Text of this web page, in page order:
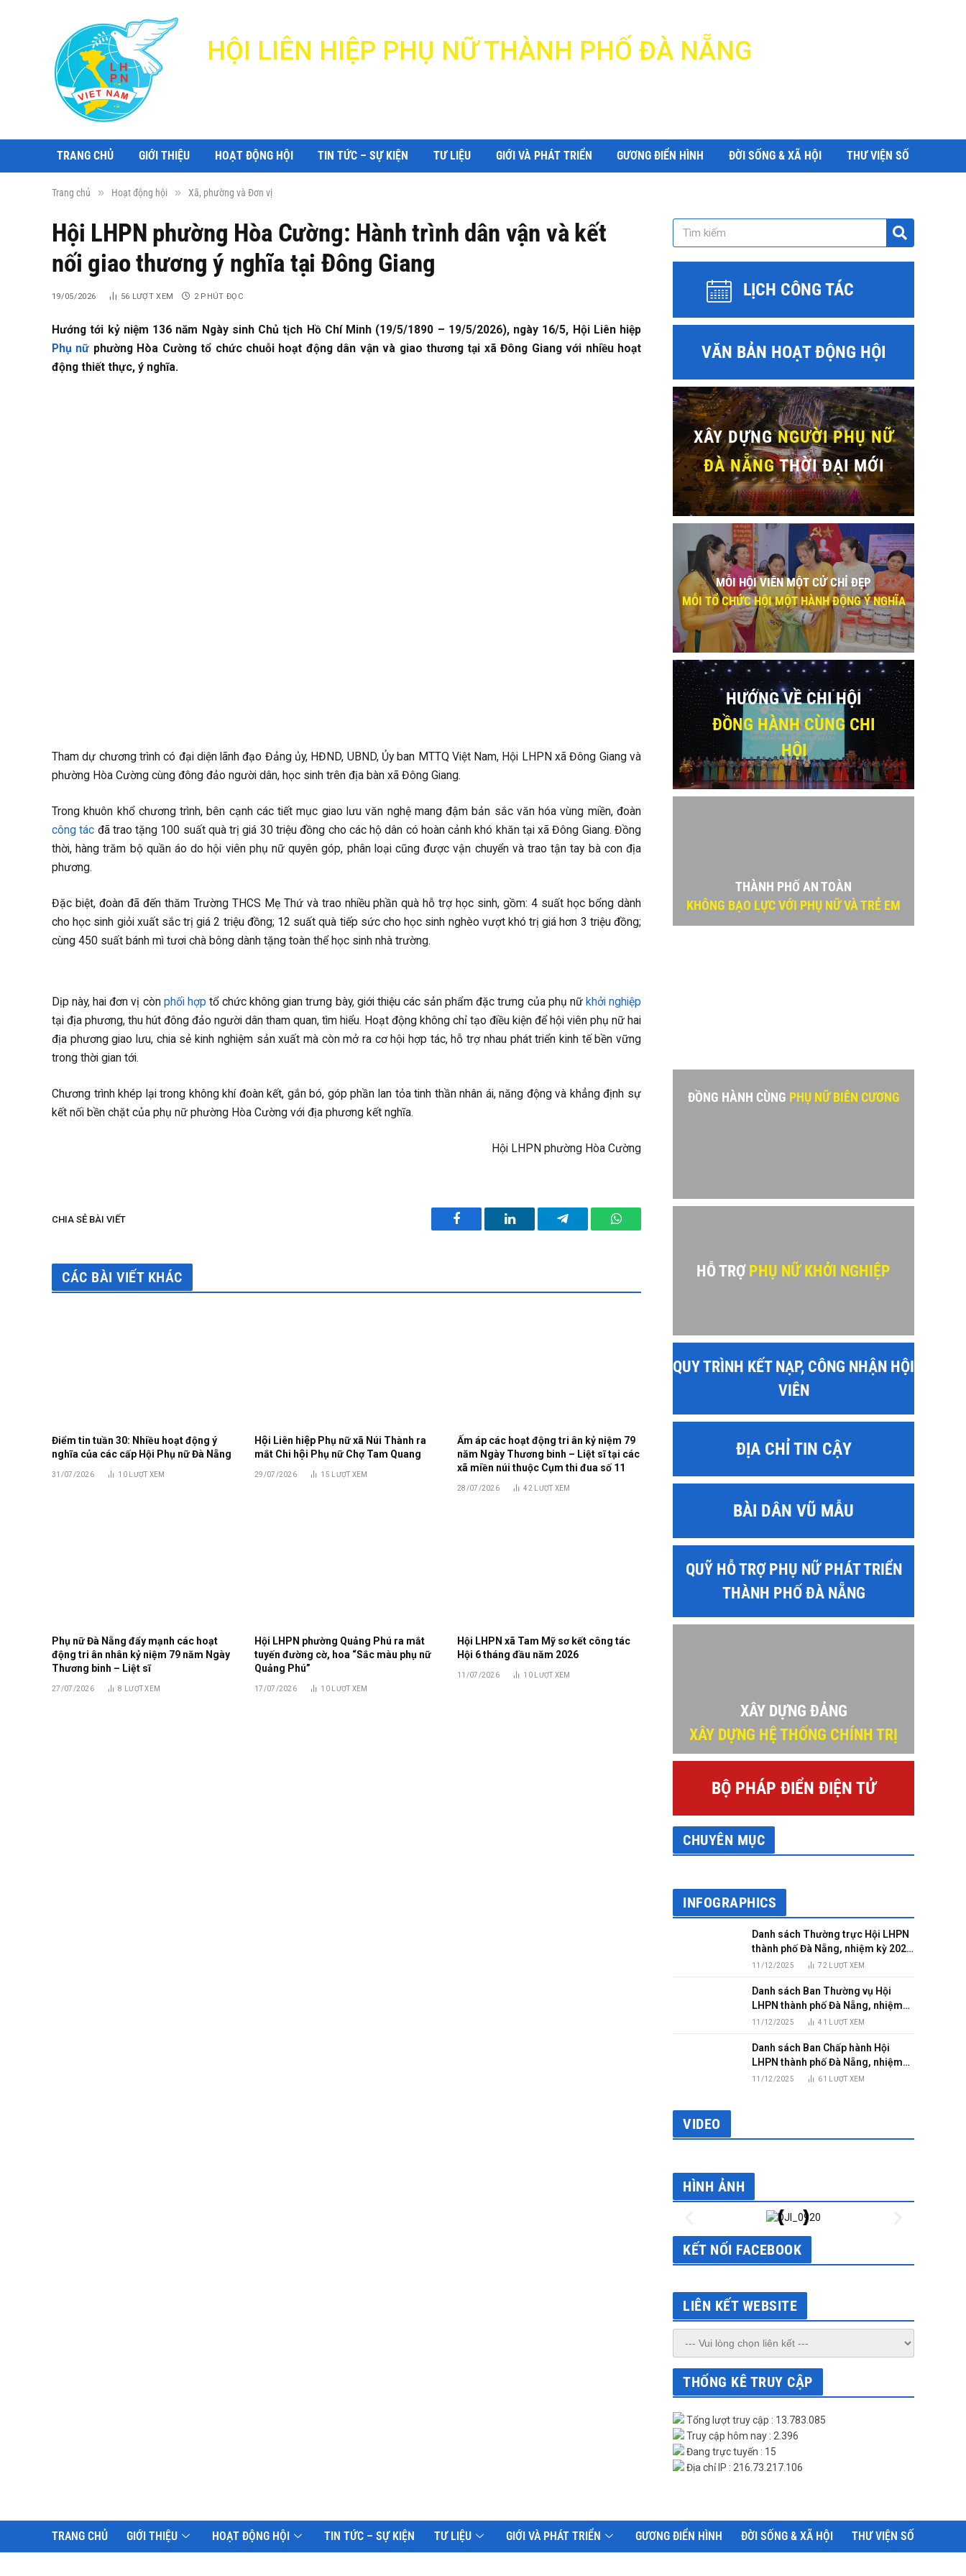
HỘI LIÊN HIỆP PHỤ NỮ THÀNH PHỐ ĐÀ NẴNG
TRANG CHỦ GIỚI THIỆU HOẠT ĐỘNG HỘI TIN TỨC – SỰ KIỆN TƯ LIỆU GIỚI VÀ PHÁT TRIỂN GƯƠNG ĐIỂN HÌNH ĐỜI SỐNG & XÃ HỘI THƯ VIỆN SỐ
Trang chủ » Hoạt động hội » Xã, phường và Đơn vị
Hội LHPN phường Hòa Cường: Hành trình dân vận và kết
nối giao thương ý nghĩa tại Đông Giang
19/05/2026 56 LƯỢT XEM 2 PHÚT ĐỌC
Hướng tới kỷ niệm 136 năm Ngày sinh Chủ tịch Hồ Chí Minh (19/5/1890 – 19/5/2026), ngày 16/5, Hội Liên hiệp
Phụ nữphường Hòa Cường tổ chức chuỗi hoạt động dân vận và giao thương tại xã Đông Giang với nhiều hoạt
động thiết thực, ý nghĩa.
Tham dự chương trình có đại diện lãnh đạo Đảng ủy, HĐND, UBND, Ủy ban MTTQ Việt Nam, Hội LHPN xã Đông Giang và
phường Hòa Cường cùng đông đảo người dân, học sinh trên địa bàn xã Đông Giang.
Trong khuôn khổ chương trình, bên cạnh các tiết mục giao lưu văn nghệ mang đậm bản sắc văn hóa vùng miền, đoàn
công tác đã trao tặng 100 suất quà trị giá 30 triệu đồng cho các hộ dân có hoàn cảnh khó khăn tại xã Đông Giang. Đồng
thời, hàng trăm bộ quần áo do hội viên phụ nữ quyên góp, phân loại cũng được vận chuyển và trao tận tay bà con địa
phương.
Đặc biệt, đoàn đã đến thăm Trường THCS Mẹ Thứ và trao nhiều phần quà hỗ trợ học sinh, gồm: 4 suất học bổng dành
cho học sinh giỏi xuất sắc trị giá 2 triệu đồng; 12 suất quà tiếp sức cho học sinh nghèo vượt khó trị giá hơn 3 triệu đồng;
cùng 450 suất bánh mì tươi chà bông dành tặng toàn thể học sinh nhà trường.
Dịp này, hai đơn vị còn phối hợp tổ chức không gian trưng bày, giới thiệu các sản phẩm đặc trưng của phụ nữ khởi nghiệp
tại địa phương, thu hút đông đảo người dân tham quan, tìm hiểu. Hoạt động không chỉ tạo điều kiện để hội viên phụ nữ hai
địa phương giao lưu, chia sẻ kinh nghiệm sản xuất mà còn mở ra cơ hội hợp tác, hỗ trợ nhau phát triển kinh tế bền vững
trong thời gian tới.
Chương trình khép lại trong không khí đoàn kết, gắn bó, góp phần lan tỏa tinh thần nhân ái, năng động và khẳng định sự
kết nối bền chặt của phụ nữ phường Hòa Cường với địa phương kết nghĩa.
Hội LHPN phường Hòa Cường
CHIA SẺ BÀI VIẾT
Facebook LinkedIn Telegram WhatsApp
CÁC BÀI VIẾT KHÁC
Điểm tin tuần 30: Nhiều hoạt động ý
nghĩa của các cấp Hội Phụ nữ Đà Nẵng
31/07/2026 10 LƯỢT XEM
Hội Liên hiệp Phụ nữ xã Núi Thành ra
mắt Chi hội Phụ nữ Chợ Tam Quang
29/07/2026 15 LƯỢT XEM
Ấm áp các hoạt động tri ân kỷ niệm 79
năm Ngày Thương binh – Liệt sĩ tại các
xã miền núi thuộc Cụm thi đua số 11
28/07/2026 42 LƯỢT XEM
Phụ nữ Đà Nẵng đẩy mạnh các hoạt
động tri ân nhân kỷ niệm 79 năm Ngày
Thương binh – Liệt sĩ
27/07/2026 8 LƯỢT XEM
Hội LHPN phường Quảng Phú ra mắt
tuyến đường cờ, hoa “Sắc màu phụ nữ
Quảng Phú”
17/07/2026 10 LƯỢT XEM
Hội LHPN xã Tam Mỹ sơ kết công tác
Hội 6 tháng đầu năm 2026
11/07/2026 10 LƯỢT XEM
LỊCH CÔNG TÁC
VĂN BẢN HOẠT ĐỘNG HỘI
XÂY DỰNGNGƯỜI PHỤ NỮ
ĐÀ NẴNGTHỜI ĐẠI MỚI
MỖI HỘI VIÊN MỘT CỬ CHỈ ĐẸP
MỖI TỔ CHỨC HỘI MỘT HÀNH ĐỘNG Ý NGHĨA
HƯỚNG VỀ CHI HỘI
ĐỒNG HÀNH CÙNG CHI
HỘI
THÀNH PHỐ AN TOÀN
KHÔNG BẠO LỰC VỚI PHỤ NỮ VÀ TRẺ EM
ĐỒNG HÀNH CÙNG PHỤ NỮ BIÊN CƯƠNG
HỖ TRỢPHỤ NỮ KHỞI NGHIỆP
QUY TRÌNH KẾT NẠP, CÔNG NHẬN HỘI
VIÊN
ĐỊA CHỈ TIN CẬY
BÀI DÂN VŨ MẪU
QUỸ HỖ TRỢ PHỤ NỮ PHÁT TRIỂN
THÀNH PHỐ ĐÀ NẴNG
XÂY DỰNG ĐẢNG
XÂY DỰNG HỆ THỐNG CHÍNH TRỊ
BỘ PHÁP ĐIỂN ĐIỆN TỬ
CHUYÊN MỤC
INFOGRAPHICS
Danh sách Thường trực Hội LHPN
thành phố Đà Nẵng, nhiệm kỳ 2025
– 2030
11/12/2025 72 LƯỢT XEM
Danh sách Ban Thường vụ Hội
LHPN thành phố Đà Nẵng, nhiệm
kỳ 2025 – 2030
11/12/2025 41 LƯỢT XEM
Danh sách Ban Chấp hành Hội
LHPN thành phố Đà Nẵng, nhiệm
kỳ 2025 – 2030
11/12/2025 61 LƯỢT XEM
VIDEO
HÌNH ẢNH
KẾT NỐI FACEBOOK
LIÊN KẾT WEBSITE
THỐNG KÊ TRUY CẬP
Tổng lượt truy cập : 13.783.085
Truy cập hôm nay : 2.396
Đang trực tuyến : 15
Địa chỉ IP : 216.73.217.106
TRANG CHỦ GIỚI THIỆU HOẠT ĐỘNG HỘI TIN TỨC – SỰ KIỆN TƯ LIỆU GIỚI VÀ PHÁT TRIỂN GƯƠNG ĐIỂN HÌNH ĐỜI SỐNG & XÃ HỘI THƯ VIỆN SỐ